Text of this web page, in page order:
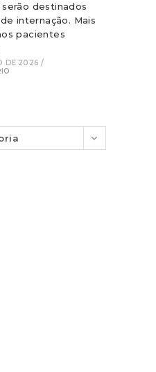
destinados
internação. Mais
pacientes
DE 2026 /